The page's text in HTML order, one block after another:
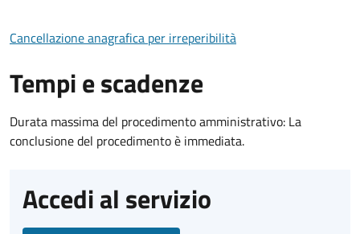
Cancellazione anagrafica per irreperibilità
Tempi e scadenze
Durata massima del procedimento amministrativo: La
conclusione del procedimento è immediata.
Accedi al servizio